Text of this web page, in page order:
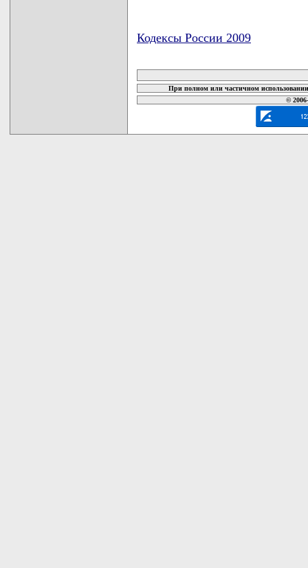
Кодексы России 2009
При полном или частичном
©